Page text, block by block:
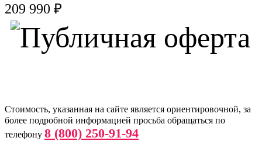
209 990 ₽
Стоимость, указанная на сайте является ориентировочной, за
более подробной информацией просьба обращаться по
телефону 8 (800) 250-91-94